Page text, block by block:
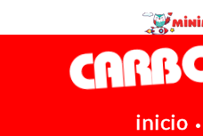
inicio •